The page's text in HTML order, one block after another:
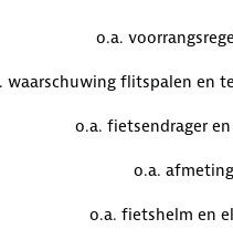
o.a.
waarschuwing flitspalen en
o.a. fietsendrager
o.a.
o.a. fietshelm en